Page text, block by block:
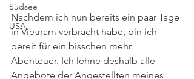
Südsee
USA
Nachdem ich nun bereits ein paar Tage
in Vietnam verbracht habe, bin ich
bereit für ein bisschen mehr
Abenteuer. Ich lehne deshalb alle
Angebote der Angestellten meines